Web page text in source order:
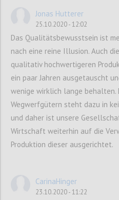
geben dem Staat
Möglichkeit
Systeme zu
jedoch eine
einem
das souveräne
Jonas Hutterer
25.10.2020 - 12:02
Das Qualitätsbewusstsein ist
nach eine reine Illusion. Auch
qualitativ hochwertigeren
ein paar Jahren ausgetauscht
wenige wirklich lange behalten.
Wegwerfgütern steht dazu in
und daher ist unsere
Wirtschaft weiterhin auf die
Produktion dieser ausgerichtet.
CarinaHinger
23.10.2020 - 11:22